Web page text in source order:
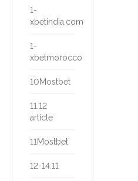
1-
xbetindia.com
1-
xbetmorocco
10Mostbet
11.12
article
11Mostbet
12-14.11